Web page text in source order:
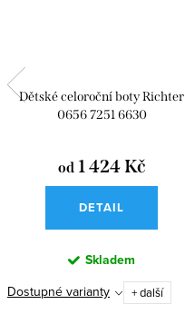
Dětské celoroční boty Richter
0656 7251 6630
od1 424 Kč
DETAIL
Skladem
Dostupné varianty
+ další